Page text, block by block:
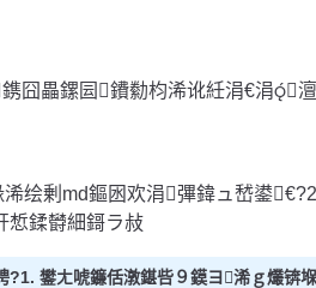
囧畾鏍囩鐨勬枃浠讹紝涓€涓
绘剰md鏂囦欢涓彃鍏ュ嵆鍙
惁鍒欎細鎶ラ敊
鐢ㄤ唬鐮佸潡鍖呰９鏌ヨ浠ｇ爜锛